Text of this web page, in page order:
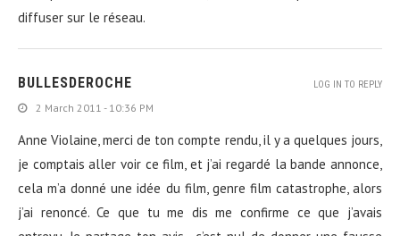
diffuser sur le réseau.
BULLESDEROCHE
2 March 2011 - 10:36 PM
Anne Violaine, merci de ton compte rendu, il y a quelques jours,
je comptais aller voir ce film, et j’ai regardé la bande annonce,
cela m’a donné une idée du film, genre film catastrophe, alors
j’ai renoncé. Ce que tu me dis me confirme ce que j’avais
LOG IN TO REPLY